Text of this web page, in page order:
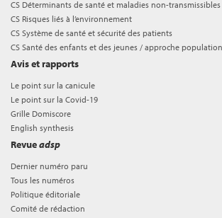
CS Déterminants de santé et maladies non-transmissibles
CS Risques liés à l’environnement
CS Système de santé et sécurité des patients
CS Santé des enfants et des jeunes / approche
Avis et rapports
Le point sur la canicule
Le point sur la Covid-19
Grille Domiscore
English synthesis
Revueadsp
Dernier numéro paru
Tous les numéros
Politique éditoriale
Comité de rédaction